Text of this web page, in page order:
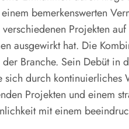
bemerkenswerten
Projekten
ausgewirkt hat. Die
Branche. Sein Debüt in
durch kontinuierliches
Projekten und einem
mit einem